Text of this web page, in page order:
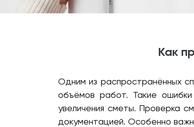
Как
Одним из распространённых
объёмов работ. Такие ошибки
увеличения сметы. Проверка
документацией. Особенно